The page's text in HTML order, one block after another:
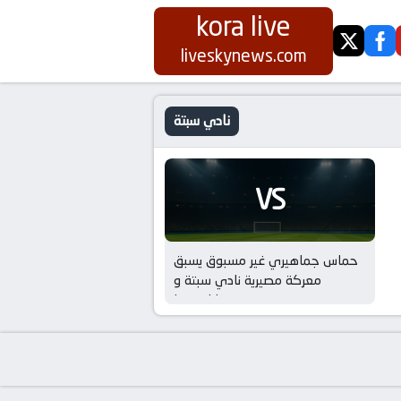
kora live
liveskynews.com twitter
نادي سبتة
VS
حماس جماهيري غير مسبوق يسبق
معركة مصيرية نادي سبتة و
ديبورتيفا ليونيسا